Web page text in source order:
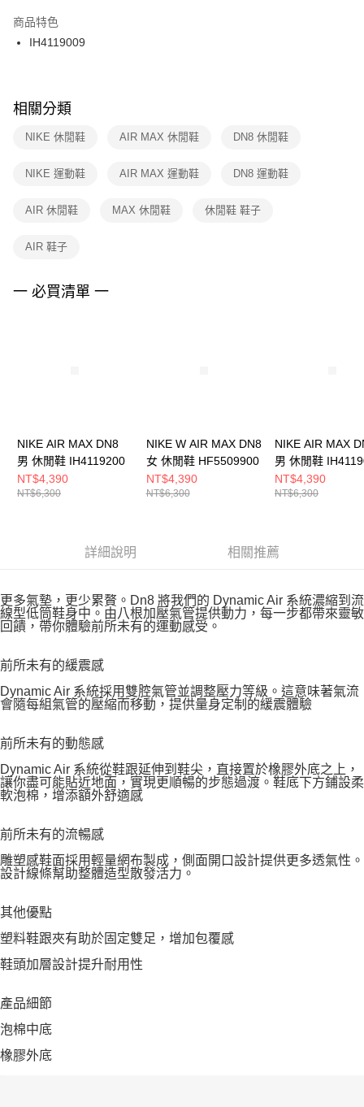
２．訂單成立數日內，您將收到繳費通知簡訊。
３．收到繳費通知簡訊後14天內，點擊此簡訊中的連結，可透過四大超商／
ATM／網路銀行／等多元方式進行付款，方視為交易完成。
※ 交易是否成功請以「AFTEE先享後付 」之結帳頁面顯示為準，若有關於
是否繳費成功／繳費後需取消欲退款等相關疑問，請聯繫「AFTEE先享後付
客戶支援中心」
https://netprotections.freshdesk.com/support/home
１．透過由恩沛科技股份有限公司提供之「AFTEE先享後付」服務完成之交
權轉讓予恩沛科技股份有限公司。
３．未成年的使用者請事先徵得法定代理人或監護人之同意方可使用
４．使用「AFTEE先享後付」時，將依據個別帳號之用戶狀況，依本公司即
付款後門市自取
每筆NT$100，滿NT$1,500(含以上)免運費
商品特色
IH4119009
相關分類
NIKE 休閒鞋 AIR MAX 休閒鞋 DN8 休閒鞋
NIKE 運動鞋 AIR MAX 運動鞋 DN8 運動鞋
AIR 休閒鞋 MAX 休閒鞋 休閒鞋 鞋子
AIR 鞋子
一 必買清單 一
NIKE AIR MAX DN8
男 休閒鞋 IH4119200
NT$4,390
NT$6,300
NIKE W AIR MAX DN8
女 休閒鞋 HF5509900
NT$4,390
NT$6,300
NIKE AIR MAX
男 休閒鞋
NT$4,390
NT$6,300
詳細說明 相關推薦
更多氣墊，更少累贅。Dn8 將我們的 Dynamic Air 系統濃縮到流
線型低筒鞋身中。由八根加壓氣管提供動力，每一步都帶來靈敏
回饋，帶你體驗前所未有的運動感受。
前所未有的緩震感
Dynamic Air 系統採用雙腔氣管並調整壓力等級。這意味著氣流
會隨每組氣管的壓縮而移動，提供量身定制的緩震體驗
前所未有的動態感
Dynamic Air 系統從鞋跟延伸到鞋尖，直接置於橡膠外底之上，
讓你盡可能貼近地面，實現更順暢的步態過渡。鞋底下方鋪設柔
軟泡棉，增添額外舒適感
前所未有的流暢感
雕塑感鞋面採用輕量網布製成，側面開口設計提供更多透氣性。
設計線條幫助整體造型散發活力。
其他優點
塑料鞋跟夾有助於固定雙足，增加包覆感
鞋頭加層設計提升耐用性
產品細節
泡棉中底
橡膠外底